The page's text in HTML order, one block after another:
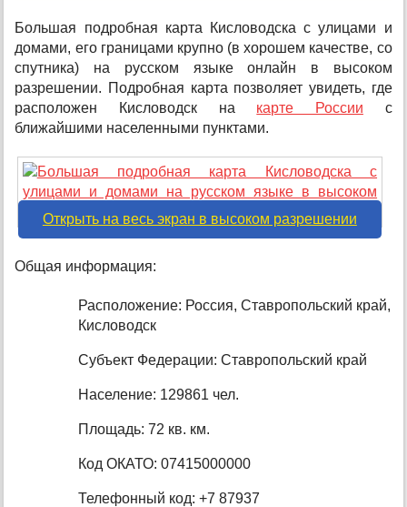
Большая подробная карта Кисловодска с улицами и
домами, его границами крупно (в хорошем качестве, со
спутника) на русском языке онлайн в высоком
разрешении. Подробная карта позволяет увидеть, где
расположен Кисловодск на карте России с
ближайшими населенными пунктами.
Открыть на весь экран в высоком разрешении
Общая информация:
Расположение: Россия, Ставропольский край,
Кисловодск
Субъект Федерации: Ставропольский край
Население: 129861 чел.
Площадь: 72 кв. км.
Код ОКАТО: 07415000000
Телефонный код: +7 87937